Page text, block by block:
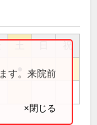
祝
す。来院前
×閉じる